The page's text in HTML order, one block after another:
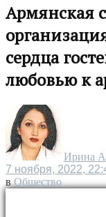
Армянская
сердца
любовью к
Ирина
7 ноября, 2022,
в Общество